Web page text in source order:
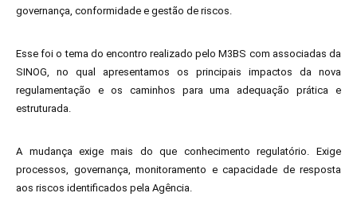
governança, conformidade e gestão de riscos.
Esse foi o tema do encontro realizado pelo M3BS com associadas da
SINOG, no qual apresentamos os principais impactos da nova
regulamentação e os caminhos para uma adequação prática e
estruturada.
A mudança exige mais do que conhecimento regulatório. Exige
processos, governança, monitoramento e capacidade de resposta
aos riscos identificados pela Agência.